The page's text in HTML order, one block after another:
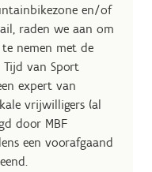
en/of
raden we aan om
nemen met de
Tijd van Sport
expert van
vrijwilligers (al
door MBF
een voorafgaand